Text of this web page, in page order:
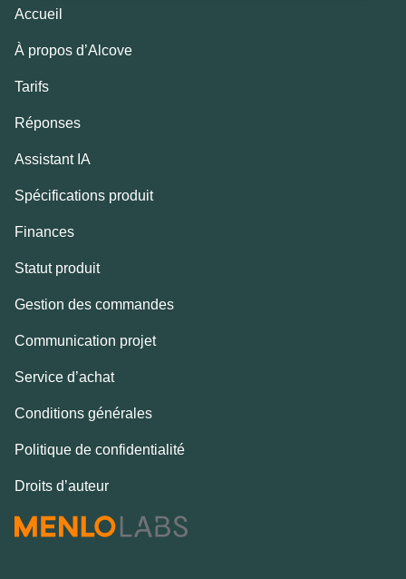
Accueil
À propos d’Alcove
Tarifs
Réponses
Assistant IA
Spécifications produit
Finances
Statut produit
Gestion des commandes
Communication projet
Service d’achat
Conditions générales
Politique de confidentialité
Droits d’auteur